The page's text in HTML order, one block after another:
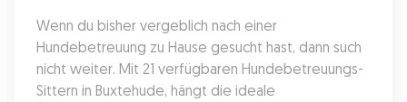
Wenn du bisher vergeblich nach einer
Hundebetreuung zu Hause gesucht hast, dann such
nicht weiter. Mit 21 verfügbaren Hundebetreuungs-
Sittern in Buxtehude, hängt die ideale